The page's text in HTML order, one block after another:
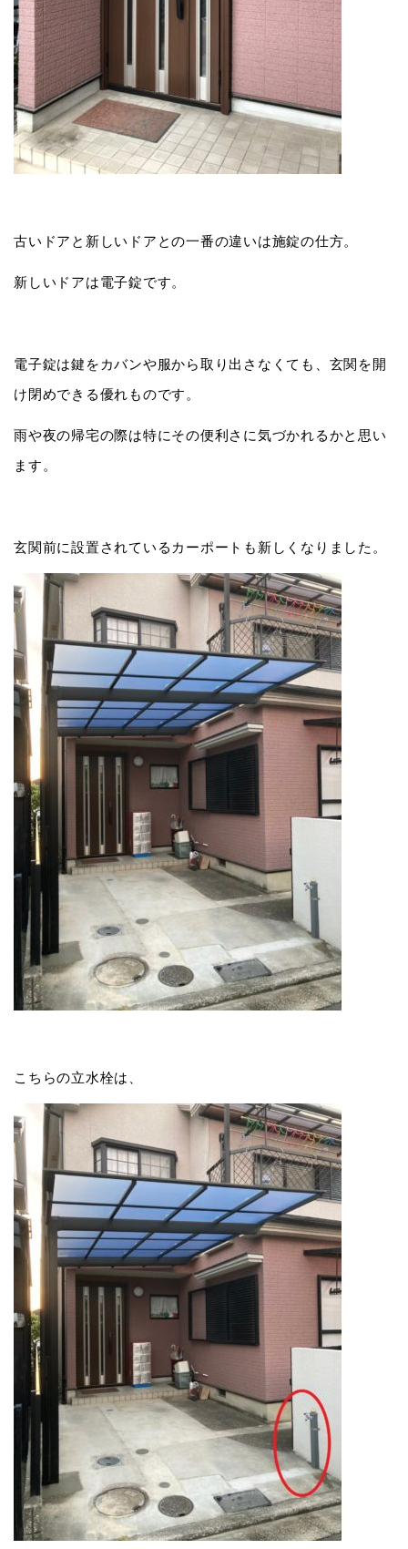
古いドアと新しいドアとの一番の違いは施錠の仕方。
新しいドアは電子錠です。
電子錠は鍵をカバンや服から取り出さなくても、玄関を開
け閉めできる優れものです。
雨や夜の帰宅の際は特にその便利さに気づかれるかと思い
ます。
玄関前に設置されているカーポートも新しくなりました。
こちらの立水栓は、